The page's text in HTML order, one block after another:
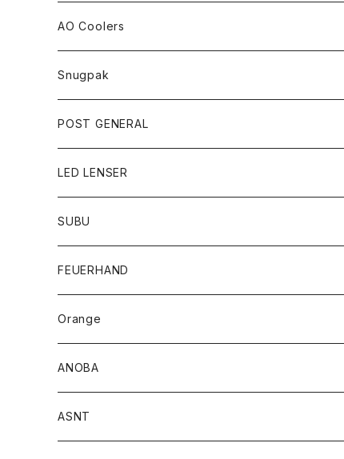
AO Coolers
Snugpak
POST GENERAL
LED LENSER
SUBU
FEUERHAND
Orange
ANOBA
ASNT